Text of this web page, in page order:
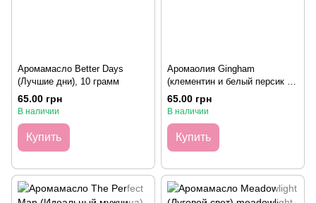
Аромамасло Better Days
(Лучшие дни), 10 грамм
65.00 грн
В наличии
Купить
Аромаолия Gingham
(клементин и белый персик –
по мотивам аромата BBW), 10
грамм
65.00 грн
В наличии
Купить